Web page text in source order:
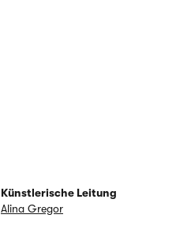
Künstlerische Leitung
Alina Gregor